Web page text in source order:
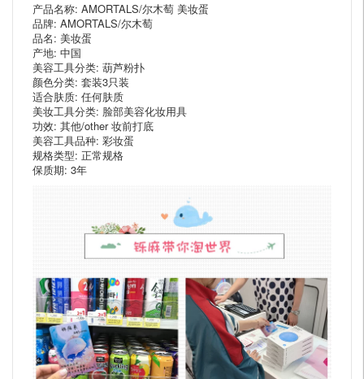
产品名称: AMORTALS/尔木萄 美妆蛋
品牌: AMORTALS/尔木萄
品名: 美妆蛋
产地: 中国
美容工具分类: 葫芦粉扑
颜色分类: 套装3只装
适合肤质: 任何肤质
美妆工具分类: 脸部美容化妆用具
功效: 其他/other 妆前打底
美容工具品种: 彩妆蛋
规格类型: 正常规格
保质期: 3年